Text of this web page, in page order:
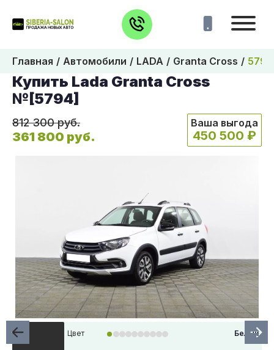
Главная Автомобили LADA Granta Cross 5794
Купить Lada Granta Cross
№[5794]
812 300 руб.
361 800 руб.
Ваша выгода
450 500 ₽
Цвет Белый